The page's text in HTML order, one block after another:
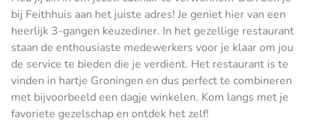
bij Feithhuis aan het juiste adres! Je geniet hier van een
heerlijk 3-gangen keuzediner. In het gezellige restaurant
staan de enthousiaste medewerkers voor je klaar om jou
de service te bieden die je verdient. Het restaurant is te
vinden in hartje Groningen en dus perfect te combineren
met bijvoorbeeld een dagje winkelen. Kom langs met je
favoriete gezelschap en ontdek het zelf!